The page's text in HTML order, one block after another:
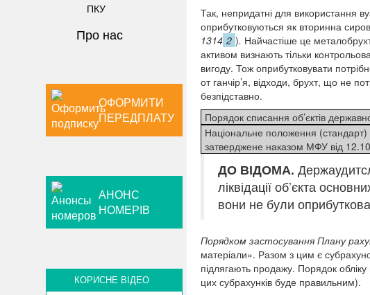
ПКУ
Про нас
ОФОРМИТИ
ПЕРЕДПЛАТУ
АНОНС
НОМЕРІВ
КОРИСНЕ ВІДЕО
Так, непридатні для використання
оприбутковуються як вторинна
1314 2 ). Найчастіше це
активом визнають тільки
вигоду. Тож оприбутковувати
от ганчір’я, відходи, брухт, що не
безпідставно.
Порядок списання об’єктів
Національне положення (стандарт)
затверджене наказом МФУ від
ДО ВІДОМА.
ліквідації об’єкта
вони не були
Порядком застосування Плану
матеріали». Разом з цим є
підлягають продажу. Порядок
цих субрахунків буде правильним).